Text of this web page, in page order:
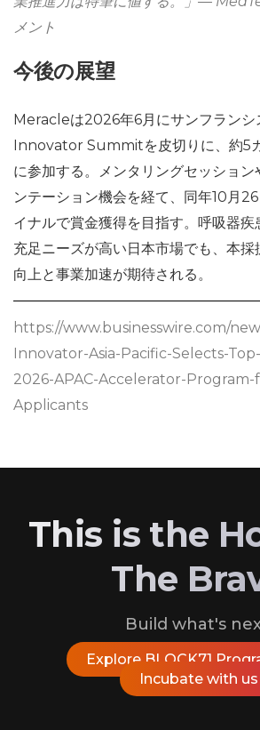
メント
今後の展望
Meracleは2026年6月にサンフランシ
Innovator Summitを皮切りに、約5
に参加する。メンタリングセッショ
ンテーション機会を経て、同年10月
イナルで賞金獲得を目指す。呼吸器
充足ニーズが高い日本市場でも、本
向上と事業加速が期待される。
https://www.businesswire.com/
Innovator-Asia-Pacific-Selects-
2026-APAC-Accelerator-
Applicants
This is the
The
Build what's
Explore BLOCK71
Incubate with us